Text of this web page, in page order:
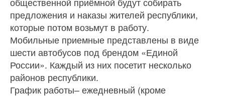
предложения и наказы жителей республики,
которые потом возьмут в работу.
Мобильные приемные представлены в виде
шести автобусов под брендом «Единой
России». Каждый из них посетит несколько
районов республики.
График работы– ежедневный (кроме